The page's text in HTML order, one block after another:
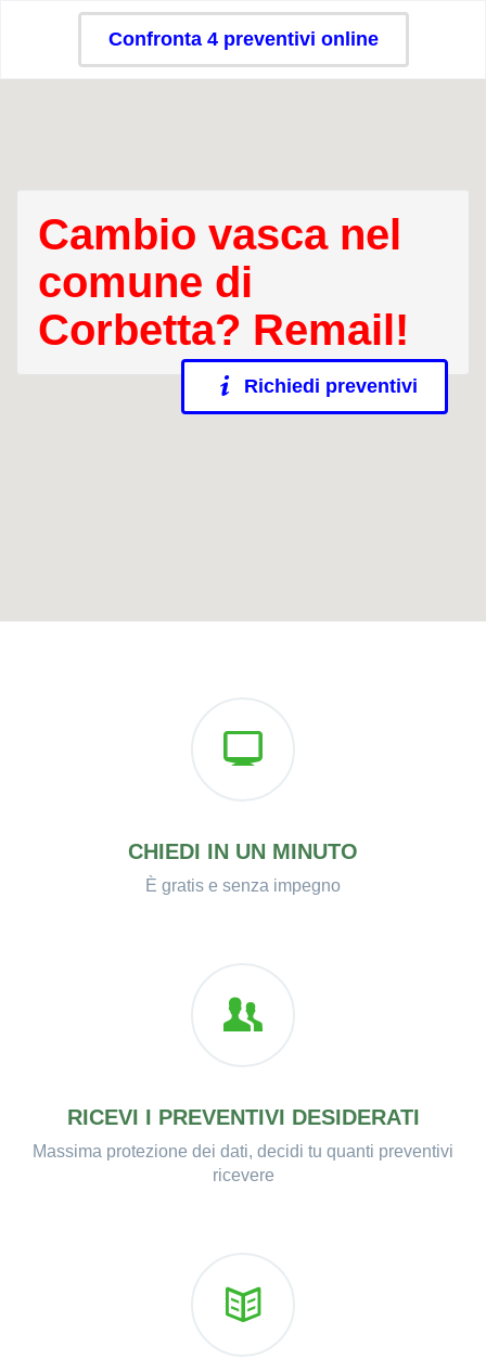
Confronta 4 preventivi online
Cambio vasca nel
comune di
Corbetta? Remail!
Richiedi preventivi
CHIEDI IN UN MINUTO
È gratis e senza impegno
RICEVI I PREVENTIVI DESIDERATI
Massima protezione dei dati, decidi tu quanti preventivi
ricevere